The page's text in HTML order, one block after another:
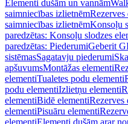
Elementi dušām un vannām
saimniecības izlietnēmRezerves
saimniecības izlietnēmKonsoļu
paredzētas: Konsoļu slodzes
paredzētas: PiederumiGeberit
sistēmasSagatavju piederumi
apšuvumsMontāžas elementi
elementiTualetes podu elementi
podu elementiIzlietņu elementi
elementiBidē elementiRezerves
elementiPisuāru elementi
elementiElementi dušām arar